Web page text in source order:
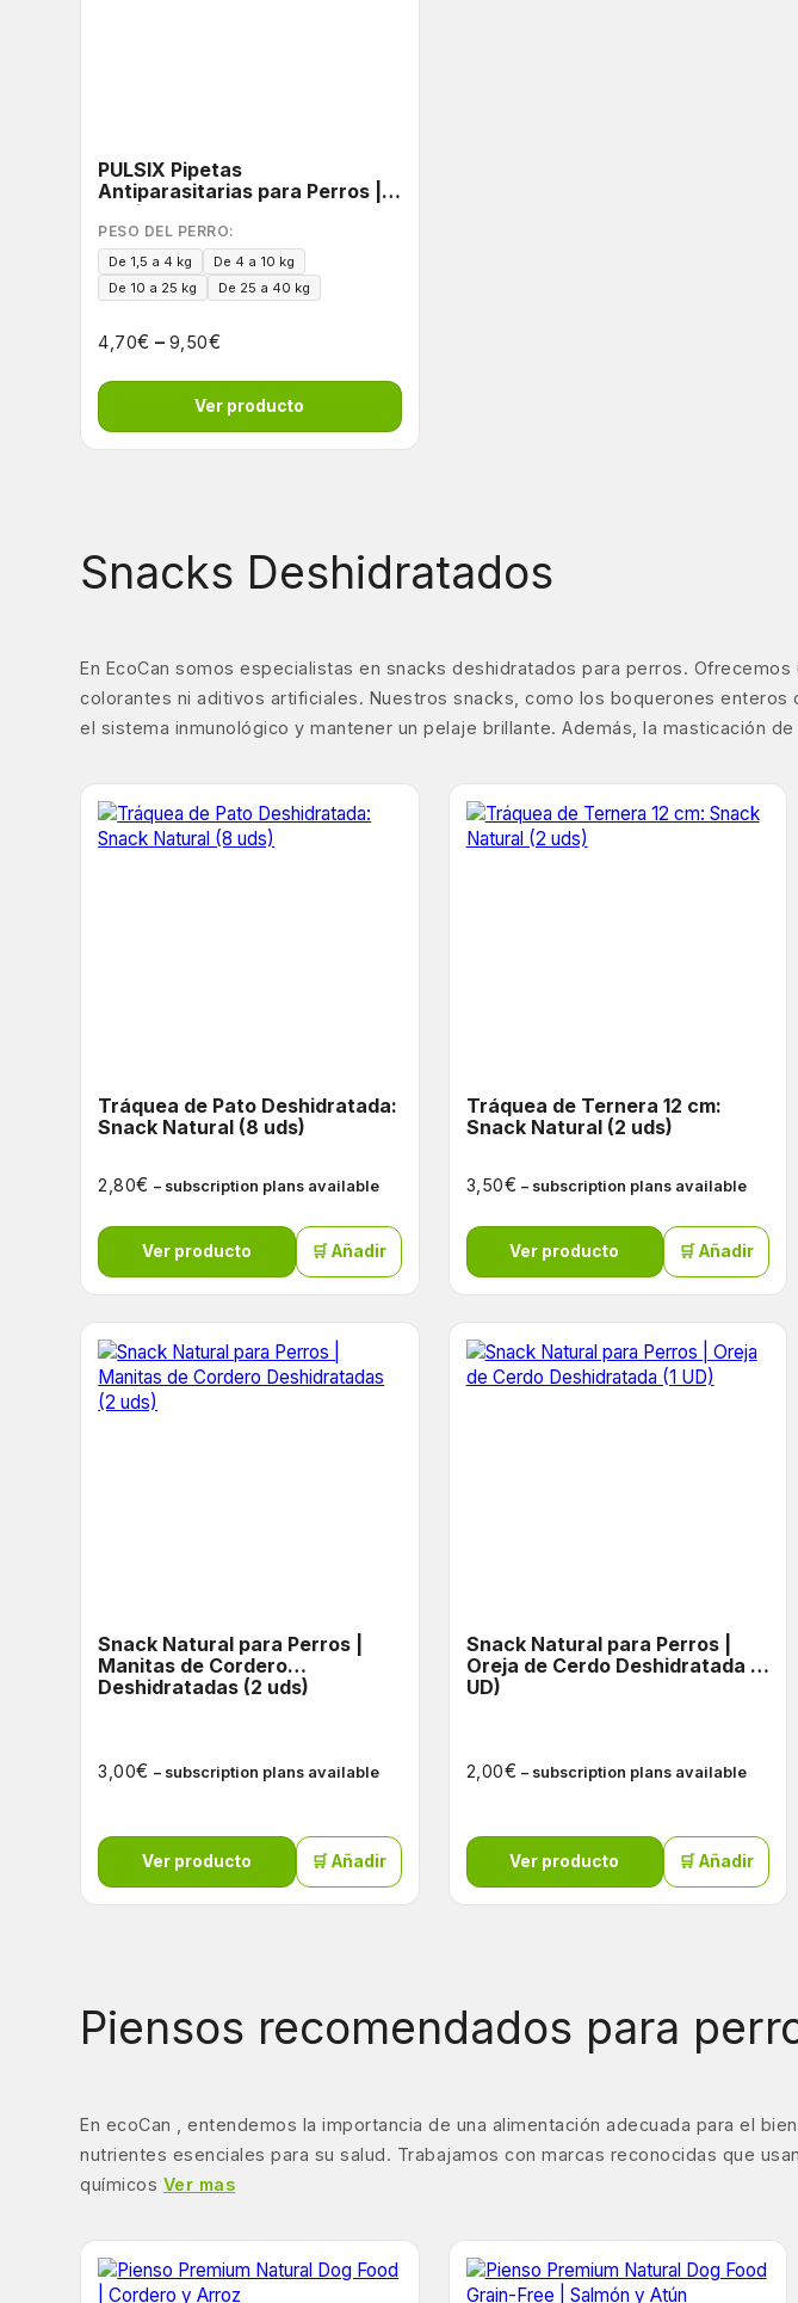
PULSIX Pipetas
Antiparasitarias para Perros |
Acción 6 en 1
PESO DEL PERRO:
De 1,5 a 4 kg
De 4 a 10 kg
De 10 a 25 kg
De 25 a 40 kg
4,70€ – 9,50€
Ver producto
Snacks Deshidratados
En EcoCan somos especialistas en snacks deshidratados para perros.
colorantes ni aditivos artificiales. Nuestros snacks, como los boquerones
el sistema inmunológico y mantener un pelaje brillante. Además, la masticación
Tráquea de Pato Deshidratada:
Snack Natural (8 uds)
2,80€ – subscription plans available
Ver producto 🛒 Añadir
Tráquea de Ternera 12 cm:
Snack Natural (2 uds)
3,50€ – subscription plans available
Ver producto 🛒 Añadir
Snack Natural para Perros |
Manitas de Cordero
Deshidratadas (2 uds)
3,00€ – subscription plans available
Ver producto 🛒 Añadir
Snack Natural para Perros |
Oreja de Cerdo Deshidratada (1
UD)
2,00€ – subscription plans available
Ver producto 🛒 Añadir
Piensos recomendados para
En ecoCan , entendemos la importancia de una alimentación adecuada para el
nutrientes esenciales para su salud. Trabajamos con marcas reconocidas que
químicos Ver mas